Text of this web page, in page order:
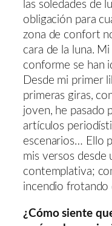
las soledades de
obligación para
zona de confort
cara de la luna.
conforme se han
Desde mi primer
primeras giras,
joven, he pasado
artículos
escenarios… Ello
mis versos desde
contemplativa;
incendio frotando
¿Cómo siente